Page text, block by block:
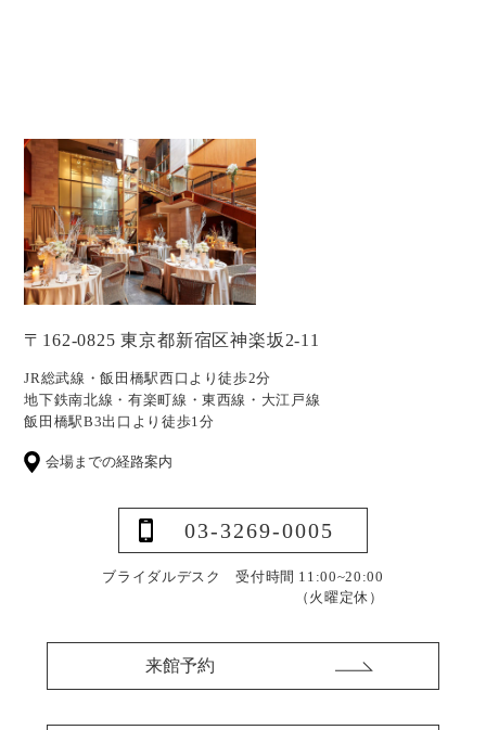
〒162-0825 東京都新宿区神楽坂2-11
JR総武線・飯田橋駅西口より徒歩2分
地下鉄南北線・有楽町線・東西線・大江戸線
飯田橋駅B3出口より徒歩1分
会場までの経路案内
03-3269-0005
ブライダルデスク 受付時間 11:00~20:00
（火曜定休）
来館予約